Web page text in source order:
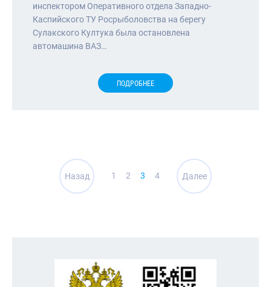
инспектором Оперативного отдела Западно-
Каспийского ТУ Росрыболовства на берегу
Сулакского Култука была остановлена
автомашина ВАЗ…
ПОДРОБНЕЕ
Навигация
по
Назад 1 2 3 4 Далее